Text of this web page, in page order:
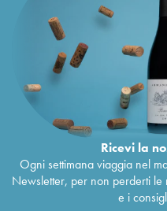
Ricevi la
Ogni settimana viaggia nel
Newsletter, per non perderti le
e i